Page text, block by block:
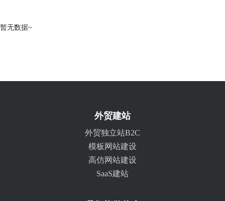
暂无数据~
外贸建站
外贸独立站B2C
模板网站建设
高仿网站建设
SaaS建站